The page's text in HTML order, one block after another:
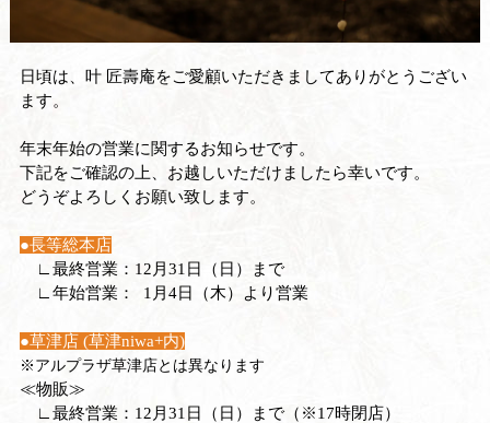
日頃は、叶 匠壽庵をご愛顧いただきましてありがとうござい
ます。
年末年始の営業に関するお知らせです。
下記をご確認の上、お越しいただけましたら幸いです。
どうぞよろしくお願い致します。
●長等総本店
∟最終営業：12月31日（日）まで
∟年始営業： 1月4日（木）より営業
●草津店 (草津niwa+内)
※アルプラザ草津店とは異なります
≪物販≫
∟最終営業：12月31日（日）まで（※17時閉店）